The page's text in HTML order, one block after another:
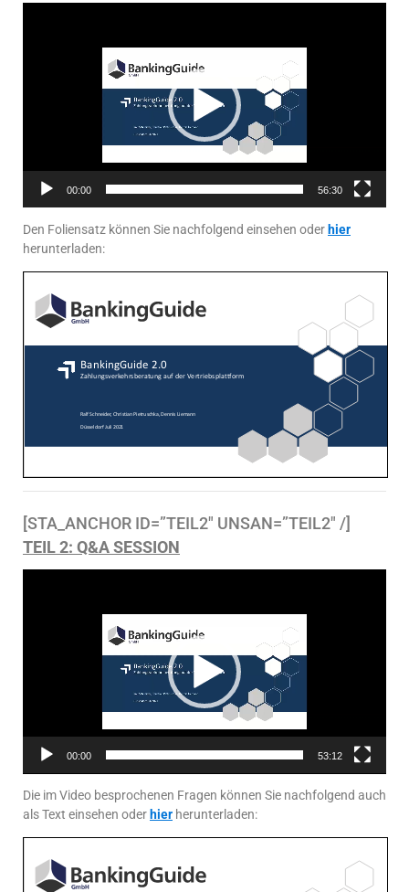
00:00 56:30
Den Foliensatz können Sie nachfolgend einsehen oder hier
herunterladen:
[STA_ANCHOR ID=”TEIL2″ UNSAN=”TEIL2″ /]
TEIL 2: Q&A SESSION
00:00 53:12
Die im Video besprochenen Fragen können Sie nachfolgend auch
als Text einsehen oder hier herunterladen: